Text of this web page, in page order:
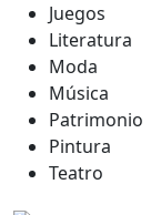
Juegos
Literatura
Moda
Música
Patrimonio
Pintura
Teatro